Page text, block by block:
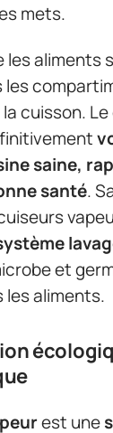
mets.
les aliments
les
la cuisson.
saine,
santé.
et
aliments.
est une